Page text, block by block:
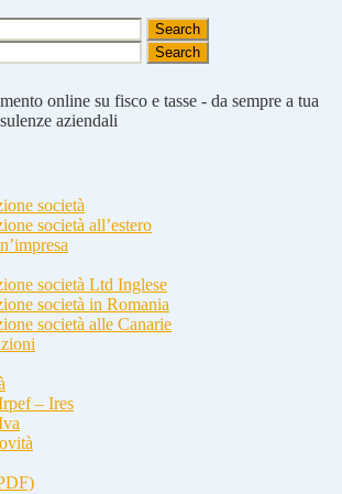
online su fisco e tasse - da sempre a tua
aziendali
società
società all’estero
società Ltd Inglese
società in Romania
società alle Canarie
– Ires